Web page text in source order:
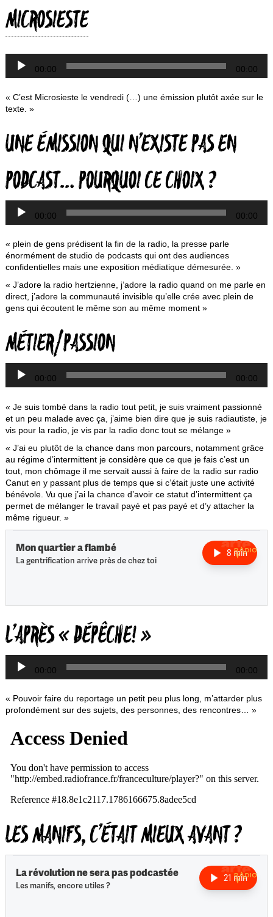
MICROSIESTE
Lecteur
audio
00:00 00:00
« C’est Microsieste le vendredi (…) une émission plutôt axée sur le
texte. »
UNE ÉMISSION QUI N’EXISTE PAS EN
PODCAST… POURQUOI CE CHOIX ?
00:00 00:00
« plein de gens prédisent la fin de la radio, la presse parle
énormément de studio de podcasts qui ont des audiences
confidentielles mais une exposition médiatique démesurée. »
« J’adore la radio hertzienne, j’adore la radio quand on me parle en
direct, j’adore la communauté invisible qu’elle crée avec plein de
gens qui écoutent le même son au même moment »
MÉTIER/PASSION
00:00 00:00
« Je suis tombé dans la radio tout petit, je suis vraiment passionné
et un peu malade avec ça, j’aime bien dire que je suis radiautiste, je
vis pour la radio, je vis par la radio donc tout se mélange »
« J’ai eu plutôt de la chance dans mon parcours, notamment grâce
au régime d’intermittent je considère que ce que je fais c’est un
tout, mon chômage il me servait aussi à faire de la radio sur radio
Canut en y passant plus de temps que si c’était juste une activité
bénévole. Vu que j’ai la chance d’avoir ce statut d’intermittent ça
permet de mélanger le travail payé et pas payé et d’y attacher la
même rigueur. »
L’APRÈS « DÉPÊCHE! »
00:00 00:00
« Pouvoir faire du reportage un petit peu plus long, m’attarder plus
profondément sur des sujets, des personnes, des rencontres… »
LES MANIFS, C’ÉTAIT MIEUX AVANT ?